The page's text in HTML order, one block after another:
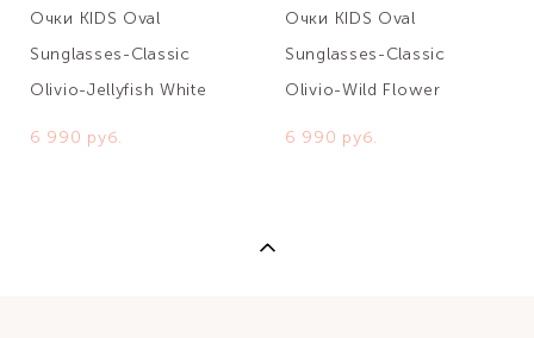
Очки KIDS Oval
Sunglasses-Classic
Olivio-Jellyfish White
6 990 pуб.
Очки KIDS Oval
Sunglasses-Classic
Olivio-Wild Flower
6 990 pуб.